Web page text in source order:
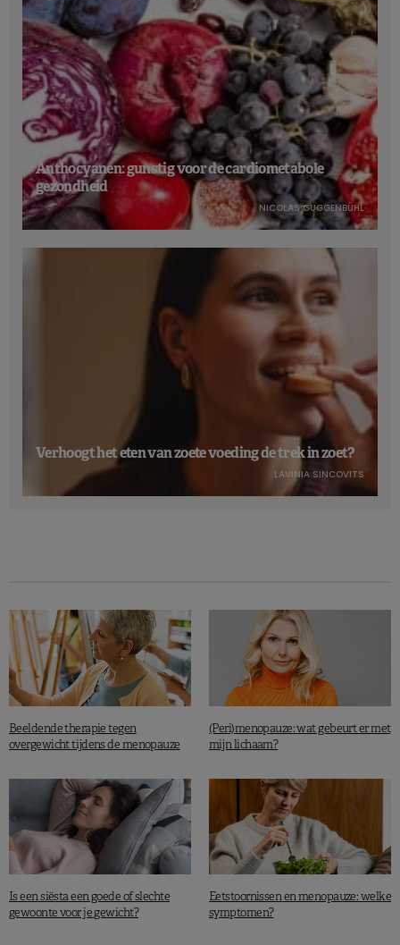
Anthocyanen: gunstig voor de cardiometabole
gezondheid
NICOLAS GUGGENBÜHL
Verhoogt het eten van zoete voeding de trek in zoet?
LAVINIA SINCOVITS
Beeldende therapie tegen
overgewicht tijdens de menopauze
(Peri)menopauze: wat gebeurt er met
mijn lichaam?
Is een siësta een goede of slechte
gewoonte voor je gewicht?
Eetstoornissen en menopauze: welke
symptomen?